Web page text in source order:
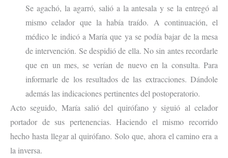
Se agachó, la agarró, salió a la antesala y se la entregó al
mismo celador que la había traído. A continuación, el
médico le indicó a María que ya se podía bajar de la mesa
de intervención. Se despidió de ella. No sin antes recordarle
que en un mes, se verían de nuevo en la consulta. Para
informarle de los resultados de las extracciones. Dándole
además las indicaciones pertinentes del postoperatorio.
Acto seguido, María salió del quirófano y siguió al celador
portador de sus pertenencias. Haciendo el mismo recorrido
hecho hasta llegar al quirófano. Solo que, ahora el camino era a
la inversa.